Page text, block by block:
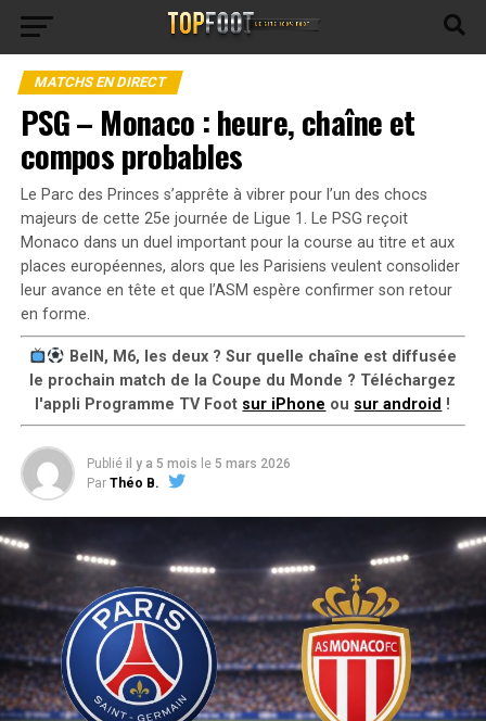
MATCHS EN DIRECT
PSG – Monaco : heure, chaîne et
compos probables
Le Parc des Princes s’apprête à vibrer pour l’un des chocs
majeurs de cette 25e journée de Ligue 1. Le PSG reçoit
Monaco dans un duel important pour la course au titre et aux
places européennes, alors que les Parisiens veulent consolider
leur avance en tête et que l’ASM espère confirmer son retour
en forme.
BeIN, M6, les deux ? Sur quelle chaîne est diffusée
le prochain match de la Coupe du Monde ? Téléchargez
l'appli Programme TV Foot sur iPhone ou sur android !
Publié il y a 5 mois le 5 mars 2026
Par Théo B.